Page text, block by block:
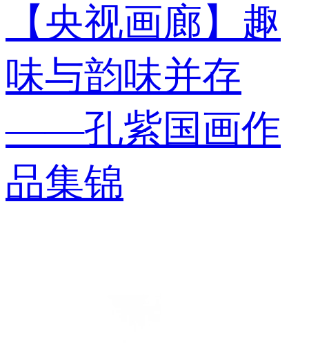
【央视画廊】趣
味与韵味并存
——孔紫国画作
品集锦